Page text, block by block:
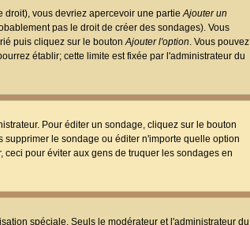
droit), vous devriez apercevoir une partieAjouter un
pas le droit de créer des sondages). Vous
puis cliquez sur le boutonAjouter l'option. Vous pouvez
établir; cette limite est fixée par l'administrateur du
Pour éditer un sondage, cliquez sur le bouton
le sondage ou éditer n'importe quelle option
pour éviter aux gens de truquer les sondages en
spéciale. Seuls le modérateur et l'administrateur du